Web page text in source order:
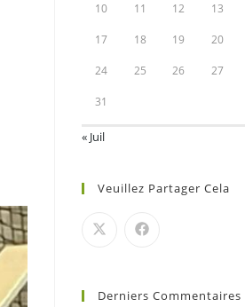
10 11 12 13
17 18 19 20
24 25 26 27
31
« Juil
Veuillez Partager Cela
Derniers Commentaires